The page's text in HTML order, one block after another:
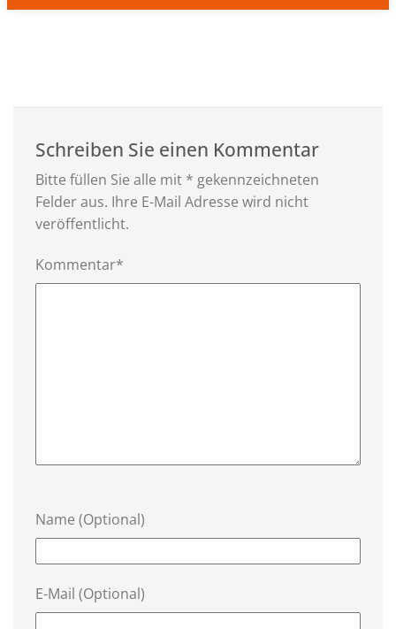
Schreiben Sie einen Kommentar
Bitte füllen Sie alle mit * gekennzeichneten
Felder aus. Ihre E-Mail Adresse wird nicht
veröffentlicht.
Kommentar*
Name (Optional)
E-Mail (Optional)